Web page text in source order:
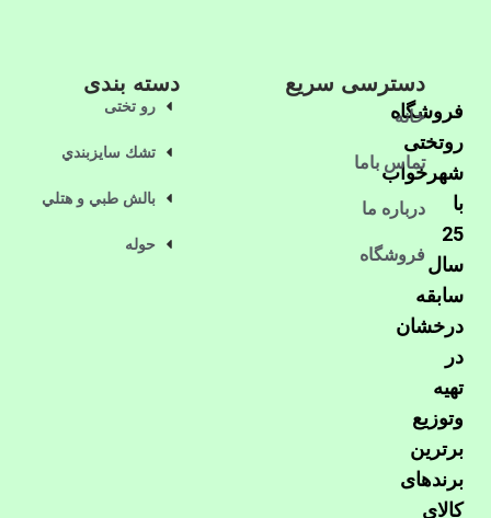
فروشگاه
روتختی
شهرخواب
با
25
سال
سابقه
درخشان
در
تهیه
وتوزیع
برترین
برندهای
کالای
دسترسی سریع
خانه
تماس باما
درباره ما
فروشگاه
دسته بندی
رو تختی
تشك سايزبندي
بالش طبي و هتلي
حوله